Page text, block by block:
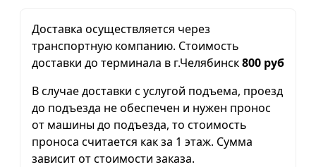
Доставка осуществляется через
транспортную компанию. Стоимость
доставки до терминала в г.Челябинск800 руб
В случае доставки с услугой подъема, проезд
до подъезда не обеспечен и нужен пронос
от машины до подъезда, то стоимость
проноса считается как за 1 этаж. Сумма
зависит от стоимости заказа.